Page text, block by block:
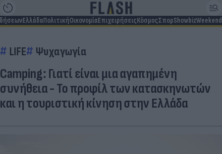
ΕλλάδαΠολιτικήΟικονομίαΕπιχειρήσειςΚόσμοςΣπορShowbizWeekend
LIFE Ψυχαγωγία
Camping: Γιατί είναι μια αγαπημένη
συνήθεια - Το προφίλ των κατασκηνωτών
και η τουριστική κίνηση στην Ελλάδα